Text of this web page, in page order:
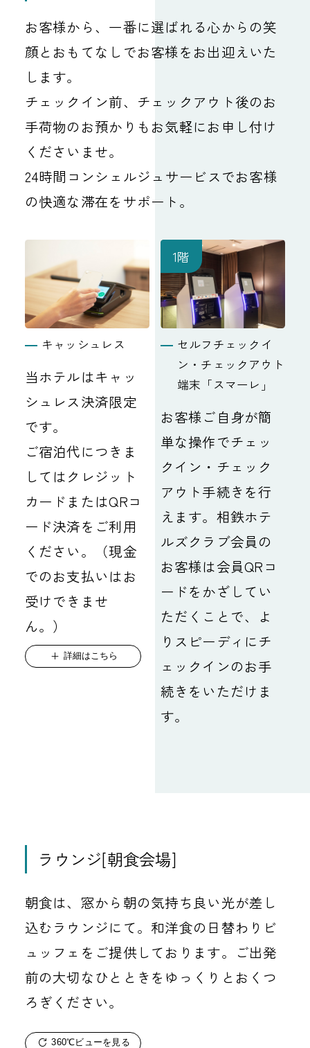
お客様から、一番に選ばれる心からの笑
顔とおもてなしでお客様をお出迎えいた
します。
チェックイン前、チェックアウト後のお
手荷物のお預かりもお気軽にお申し付け
くださいませ。
24時間コンシェルジュサービスでお客様
の快適な滞在をサポート。
キャッシュレス
当ホテルはキャッ
シュレス決済限定
です。
ご宿泊代につきま
してはクレジット
カードまたはQRコ
ード決済をご利用
ください。（現金
でのお支払いはお
受けできませ
ん。）
詳細はこちら
1階
セルフチェックイ
ン・チェックアウト
端末「スマーレ」
お客様ご自身が簡
単な操作でチェッ
クイン・チェック
アウト手続きを行
えます。相鉄ホテ
ルズクラブ会員の
お客様は会員QRコ
ードをかざしてい
ただくことで、よ
りスピーディにチ
ェックインのお手
続きをいただけま
す。
ラウンジ[朝食会場]
朝食は、窓から朝の気持ち良い光が差し
込むラウンジにて。和洋食の日替わりビ
ュッフェをご提供しております。ご出発
前の大切なひとときをゆっくりとおくつ
ろぎください。
360℃ビューを見る